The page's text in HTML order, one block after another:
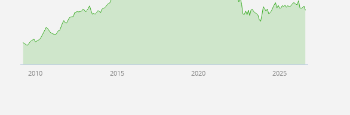
2010 2020
2015 2025